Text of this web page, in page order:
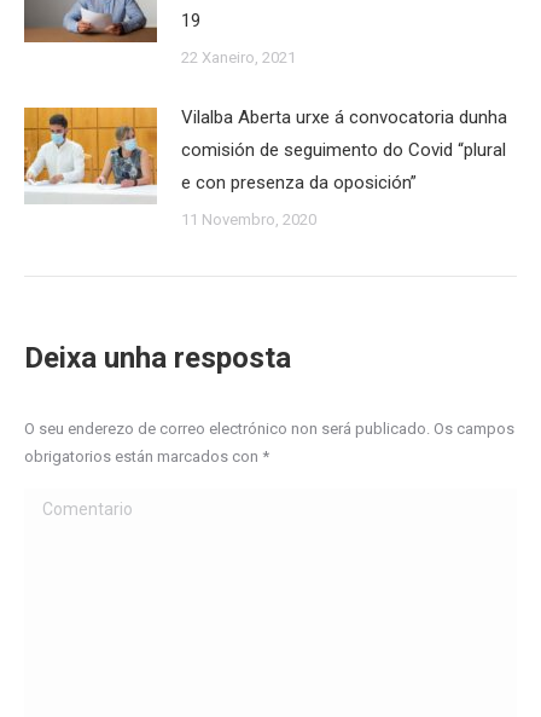
19
22 Xaneiro, 2021
Vilalba Aberta urxe á convocatoria dunha
comisión de seguimento do Covid “plural
e con presenza da oposición”
11 Novembro, 2020
Deixa unha resposta
O seu enderezo de correo electrónico non será publicado. Os campos
obrigatorios están marcados con *
Comentario